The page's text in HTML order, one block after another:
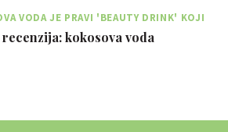
VODA JE PRAVI 'BEAUTY DRINK' KOJI
KOŽU I DAJE ENERGIJU
recenzija: kokosova voda